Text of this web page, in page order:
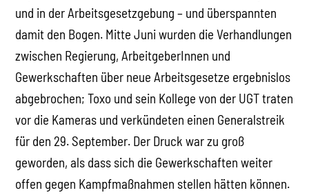
und in der Arbeitsgesetzgebung – und überspannten
damit den Bogen. Mitte Juni wurden die Verhandlungen
zwischen Regierung, ArbeitgeberInnen und
Gewerkschaften über neue Arbeitsgesetze ergebnislos
abgebrochen; Toxo und sein Kollege von der UGT traten
vor die Kameras und verkündeten einen Generalstreik
für den 29. September. Der Druck war zu groß
geworden, als dass sich die Gewerkschaften weiter
offen gegen Kampfmaßnahmen stellen hätten können.